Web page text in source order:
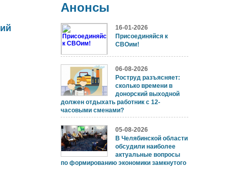
Анонсы
16-01-2026
Присоединяйся к
СВОим!
06-08-2026
Роструд разъясняет:
сколько времени в
донорский выходной
должен отдыхать работник с 12-
часовыми сменами?
05-08-2026
В Челябинской области
обсудили наиболее
актуальные вопросы
по формированию экономики замкнутого